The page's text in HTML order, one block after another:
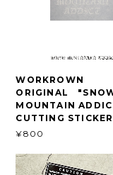
WORKROWN
ORIGINAL
MOUNTAIN
CUTTING STICKER
¥800